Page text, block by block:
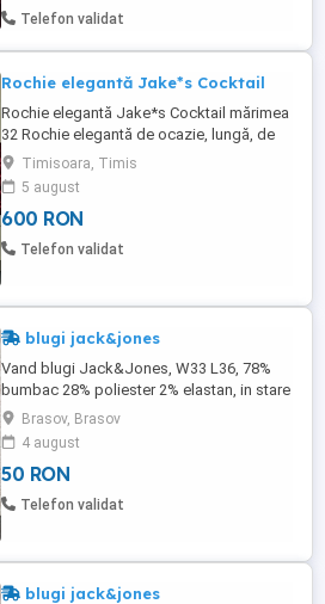
Telefon validat
Rochie elegantă Jake*s Cocktail
Rochie elegantă Jake*s Cocktail mărimea
32 Rochie elegantă de ocazie, lungă, de
culoare roșie, marca Jake*s Cocktail,
cumpărată din Peek & Cloppenburg (Iulius
Mall Timișoara). Purtată doar de 2 ori, în
stare foarte bună, fără defecte. Detalii: -
Mărimea 32 - Lungă, până în pământ -
Timisoara, Timis
5 august
600 RON
Telefon validat
blugi jack&jones
Vand blugi Jack&Jones, W33 L36, 78%
bumbac 28% poliester 2% elastan, in stare
foarte buna! circumferinta talie: 86 cm
lungime: 114 cm Va rog frumos sa
masurati o alta pereche de pantaloni si sa
faceti comparatie cu dimensiunile scrise
de mine (va multumesc frumos)!
Brasov, Brasov
4 august
50 RON
Telefon validat
blugi jack&jones